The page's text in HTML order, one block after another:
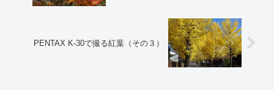
PENTAX K-30で撮る紅葉（その３）